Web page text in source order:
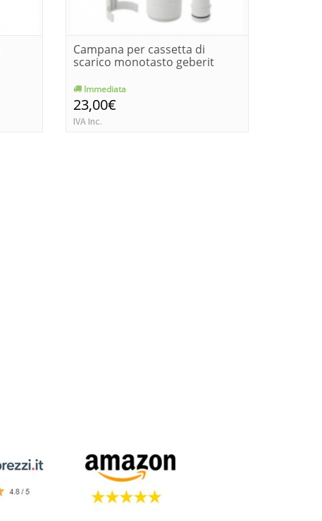
Campana per cassetta di
scarico monotasto geberit
Immediata
23,00€
IVA Inc.